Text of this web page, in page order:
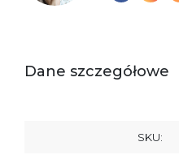
Dane szczegółowe
SKU: